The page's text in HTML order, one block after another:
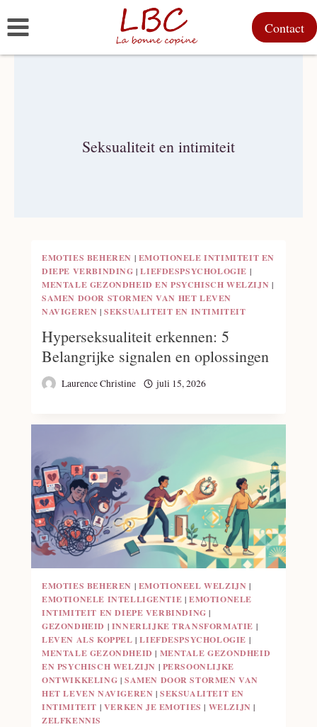
naar
Contact
Seksualiteit en intimiteit
EMOTIES BEHEREN | EMOTIONELE INTIMITEIT EN
DIEPE VERBINDING |LIEFDESPSYCHOLOGIE |
MENTALE GEZONDHEID EN PSYCHISCH WELZIJN |
SAMEN DOOR STORMEN VAN HET LEVEN
NAVIGEREN |SEKSUALITEIT EN INTIMITEIT
Hyperseksualiteit erkennen: 5
Belangrijke signalen en oplossingen
Laurence Christine juli 15, 2026
EMOTIES BEHEREN | EMOTIONEEL WELZIJN |
EMOTIONELE INTELLIGENTIE |EMOTIONELE
INTIMITEIT EN DIEPE VERBINDING |
GEZONDHEID | INNERLIJKE TRANSFORMATIE |
LEVEN ALS KOPPEL |LIEFDESPSYCHOLOGIE |
MENTALE GEZONDHEID | MENTALE GEZONDHEID
EN PSYCHISCH WELZIJN | PERSOONLIJKE
ONTWIKKELING | SAMEN DOOR STORMEN VAN
HET LEVEN NAVIGEREN |SEKSUALITEIT EN
INTIMITEIT | VERKEN JE EMOTIES | WELZIJN |
ZELFKENNIS